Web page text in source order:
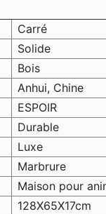
Carré
Solide
Bois
Anhui, Chine
ESPOIR
Durable
Luxe
Marbrure
Maison pour
128X65X17cm